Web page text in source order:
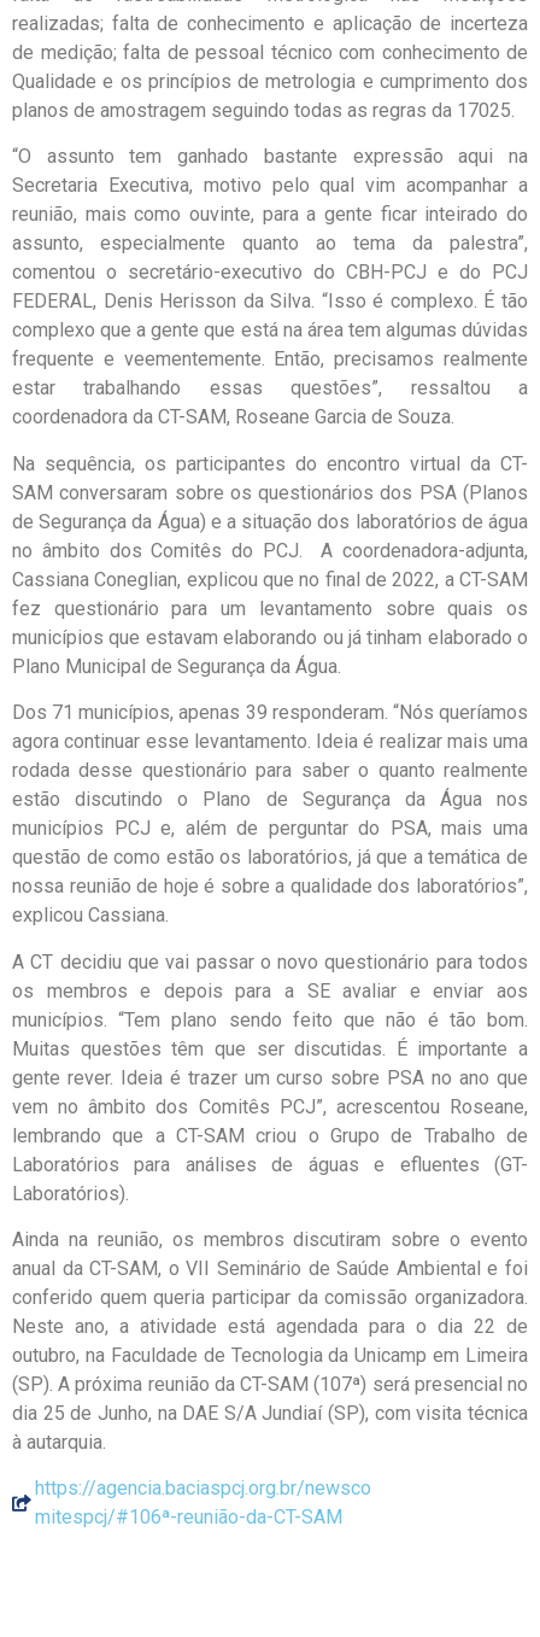
realizadas; falta de conhecimento e aplicação de incerteza
de medição; falta de pessoal técnico com conhecimento de
Qualidade e os princípios de metrologia e cumprimento dos
planos de amostragem seguindo todas as regras da 17025.
“O assunto tem ganhado bastante expressão aqui na
Secretaria Executiva, motivo pelo qual vim acompanhar a
reunião, mais como ouvinte, para a gente ficar inteirado do
assunto, especialmente quanto ao tema da palestra”,
comentou o secretário-executivo do CBH-PCJ e do PCJ
FEDERAL, Denis Herisson da Silva. “Isso é complexo. É tão
complexo que a gente que está na área tem algumas dúvidas
frequente e veementemente. Então, precisamos realmente
estar trabalhando essas questões”, ressaltou a
coordenadora da CT-SAM, Roseane Garcia de Souza.
Na sequência, os participantes do encontro virtual da CT-
SAM conversaram sobre os questionários dos PSA (Planos
de Segurança da Água) e a situação dos laboratórios de água
no âmbito dos Comitês do PCJ. A coordenadora-adjunta,
Cassiana Coneglian, explicou que no final de 2022, a CT-SAM
fez questionário para um levantamento sobre quais os
municípios que estavam elaborando ou já tinham elaborado o
Plano Municipal de Segurança da Água.
Dos 71 municípios, apenas 39 responderam. “Nós queríamos
agora continuar esse levantamento. Ideia é realizar mais uma
rodada desse questionário para saber o quanto realmente
estão discutindo o Plano de Segurança da Água nos
municípios PCJ e, além de perguntar do PSA, mais uma
questão de como estão os laboratórios, já que a temática de
nossa reunião de hoje é sobre a qualidade dos laboratórios”,
explicou Cassiana.
A CT decidiu que vai passar o novo questionário para todos
os membros e depois para a SE avaliar e enviar aos
municípios. “Tem plano sendo feito que não é tão bom.
Muitas questões têm que ser discutidas. É importante a
gente rever. Ideia é trazer um curso sobre PSA no ano que
vem no âmbito dos Comitês PCJ”, acrescentou Roseane,
lembrando que a CT-SAM criou o Grupo de Trabalho de
Laboratórios para análises de águas e efluentes (GT-
Laboratórios).
Ainda na reunião, os membros discutiram sobre o evento
anual da CT-SAM, o VII Seminário de Saúde Ambiental e foi
conferido quem queria participar da comissão organizadora.
Neste ano, a atividade está agendada para o dia 22 de
outubro, na Faculdade de Tecnologia da Unicamp em Limeira
(SP). A próxima reunião da CT-SAM (107ª) será presencial no
dia 25 de Junho, na DAE S/A Jundiaí (SP), com visita técnica
à autarquia.
https://agencia.baciaspcj.org.br/newsco
mitespcj/#106ª-reunião-da-CT-SAM